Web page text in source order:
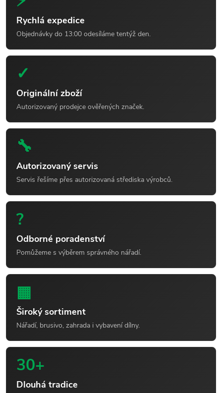
Rychlá expedice
Objednávky do 13:00 odesíláme tentýž den.
✓
Originální zboží
Autorizovaný prodejce ověřených značek.
🔧
Autorizovaný servis
Servis řešíme přes autorizovaná střediska výrobců.
?
Odborné poradenství
Pomůžeme s výběrem správného nářadí.
▦
Široký sortiment
Nářadí, brusivo, zahrada i vybavení dílny.
30+
Dlouhá tradice